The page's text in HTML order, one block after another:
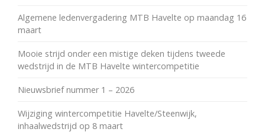
Algemene ledenvergadering MTB Havelte op maandag 16
maart
Mooie strijd onder een mistige deken tijdens tweede
wedstrijd in de MTB Havelte wintercompetitie
Nieuwsbrief nummer 1 – 2026
Wijziging wintercompetitie Havelte/Steenwijk,
inhaalwedstrijd op 8 maart